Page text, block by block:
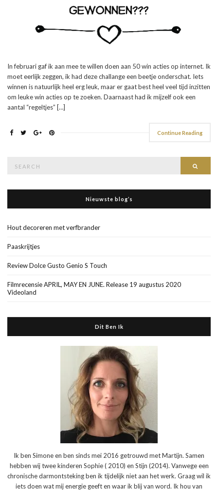
In februari gaf ik aan mee te willen doen aan 50 win acties op internet. Ik
moet eerlijk zeggen, ik had deze challange een beetje onderschat. Iets
winnen is natuurlijk heel erg leuk, maar er gaat best heel veel tijd inzitten
om leuke win acties op te zoeken. Daarnaast had ik mijzelf ook een
aantal “regeltjes” […]
Continue Reading
Nieuwste blog’s
Hout decoreren met verfbrander
Paaskrijtjes
Review Dolce Gusto Genio S Touch
Filmrecensie APRIL, MAY EN JUNE. Release 19 augustus 2020
Videoland
Dit Ben Ik
Ik ben Simone en ben sinds mei 2016 getrouwd met Martijn. Samen
hebben wij twee kinderen Sophie ( 2010) en Stijn (2014). Vanwege een
chronische darmontsteking ben ik tijdelijk niet aan het werk. Graag wil ik
iets doen wat mij energie geeft en waar ik blij van word. Ik hou van